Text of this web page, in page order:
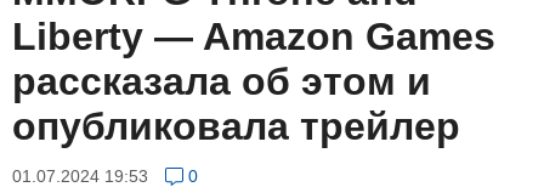
Liberty — Amazon Games
рассказала об этом и
опубликовала трейлер
01.07.2024 19:53 0